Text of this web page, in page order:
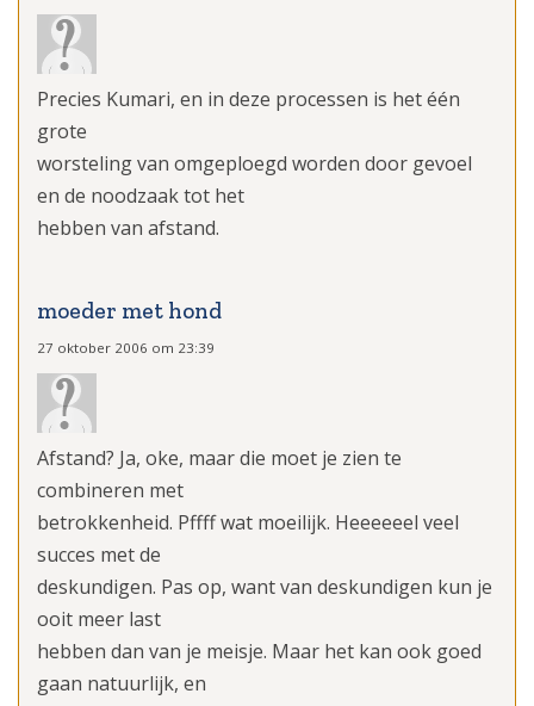
Precies Kumari, en in deze processen is het één
grote
worsteling van omgeploegd worden door gevoel
en de noodzaak tot het
hebben van afstand.
moeder met hond
27 oktober 2006 om 23:39
Afstand? Ja, oke, maar die moet je zien te
combineren met
betrokkenheid. Pffff wat moeilijk. Heeeeeel veel
succes met de
deskundigen. Pas op, want van deskundigen kun je
ooit meer last
hebben dan van je meisje. Maar het kan ook goed
gaan natuurlijk, en